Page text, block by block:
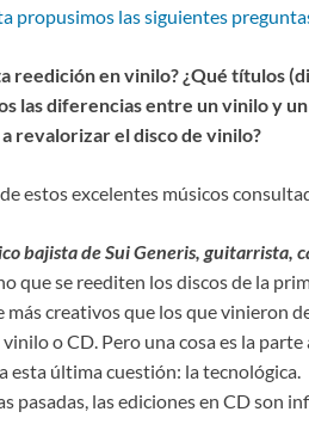
propusimos las siguientes
reedición en vinilo? ¿Qué títulos
las diferencias entre un vinilo y
revalorizar el disco de vinilo?
estos excelentes músicos
bajista de Sui Generis, guitarrista,
que se reediten los discos de la
creativos que los que vinieron
vinilo o CD. Pero una cosa es la
esta última cuestión: la tecnológica.
pasadas, las ediciones en CD son